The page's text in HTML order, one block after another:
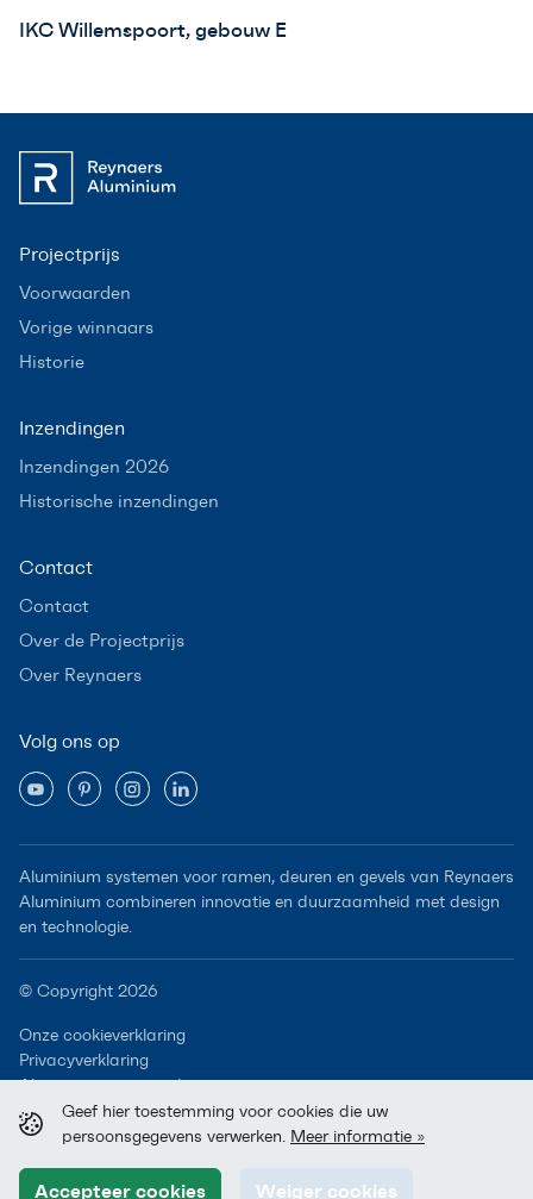
Geef hier toestemming voor cookies die uw
persoonsgegevens verwerken. Meer informatie »
Accepteer cookies Weiger cookies
IKC Willemspoort, gebouw E
Projectprijs
Voorwaarden
Vorige winnaars
Historie
Inzendingen
Inzendingen 2026
Historische inzendingen
Contact
Contact
Over de Projectprijs
Over Reynaers
Volg ons op
Aluminium systemen voor ramen, deuren en gevels van Reynaers
Aluminium combineren innovatie en duurzaamheid met design
en technologie.
© Copyright 2026
Onze cookieverklaring
Privacyverklaring
Algemene voorwaarden